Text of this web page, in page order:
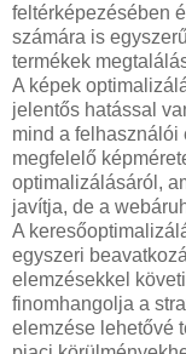
feltérképezésében
számára is
termékek
A képek
jelentős hatással
mind a felhasználói
megfelelő
optimalizálásáról,
javítja, de a
A
egyszeri
elemzésekkel
finomhangolja a
elemzése lehetővé